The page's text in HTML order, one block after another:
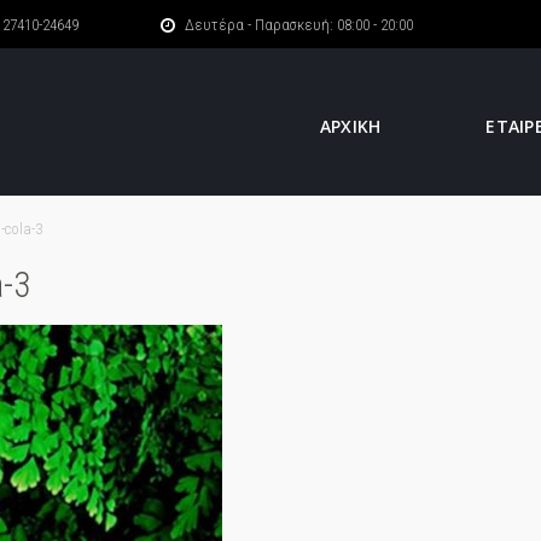
27410-24649 Δευτέρα - Παρασκευή: 08:00 - 20:00
ΑΡΧΙΚΗ
cola-3
3